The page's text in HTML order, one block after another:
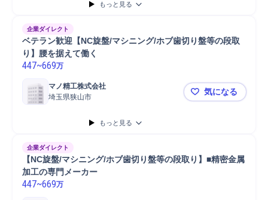
機械/電気プラント営業
整備/修理職担当
空調設備メンテナンス
電気設備メンテナンス
定期メンテナンス
機械メンテナンス
設備メンテナンス
ガス設備メンテナンス
もっと見る
企業ダイレクト
ベテラン歓迎【NC旋盤/マシニング/ホブ歯切り盤等の段取
り】腰を据えて働く
447~669万
マノ精工株式会社
埼玉県狭山市
ベテラン歓
気になる
もっと見る
企業ダイレクト
【NC旋盤/マシニング/ホブ歯切り盤等の段取り】■精密金属
加工の専門メーカー
447~669万